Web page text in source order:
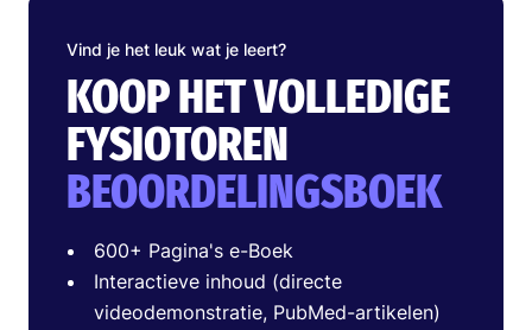
Vind je het leuk wat je leert?
KOOP HET VOLLEDIGE
FYSIOTOREN
BEOORDELINGSBOEK
600+ Pagina's e-Boek
Interactieve inhoud (directe
videodemonstratie, PubMed-artikelen)